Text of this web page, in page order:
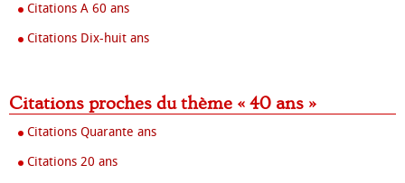
Citations A 60 ans
Citations Dix-huit ans
Citations proches du thème « 40 ans »
Citations Quarante ans
Citations 20 ans